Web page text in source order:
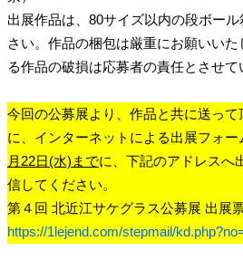
出展作品は、80サイズ以内の段ボー
さい。作品の梱包は厳重にお願いい
る作品の破損は応募者の責任とさせて
今回の公募展より、作品と共に送って
に、インターネットによる出展フォー
月22日(水)までに、下記のアドレスへ
信してください。
第４回 北近江サケグラス公募展 出展
https://1lejend.com/stepmail/